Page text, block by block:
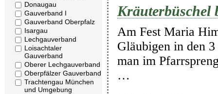
Donaugau
Gauverband I
Gauverband Oberpfalz
Isargau
Lechgauverband
Loisachtaler
Gauverband
Oberer Lechgauverband
Oberpfälzer Gauverband
Trachtengau München
und Umgebung
Kräuterbüschel
Am Fest Maria
Gläubigen in den
man im
…